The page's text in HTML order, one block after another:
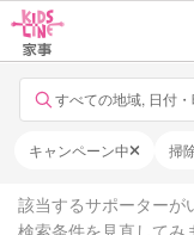
すべての地域, 日付
キャンペーン中 掃
該当するサポーターが
検索条件を見直してみ